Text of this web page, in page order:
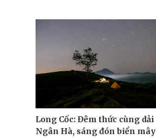
Long Cốc: Đêm thức cùng dải
Ngân Hà, sáng đón biển mây